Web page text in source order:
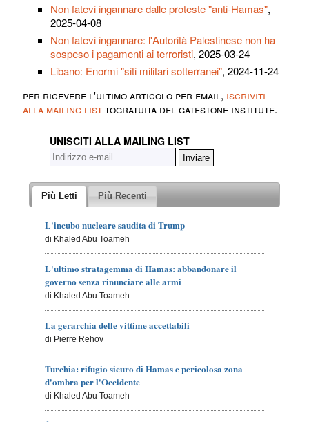
Non fatevi ingannare dalle proteste "anti-Hamas",
2025-04-08
Non fatevi ingannare: l'Autorità Palestinese non ha
sospeso i pagamenti ai terroristi, 2025-03-24
Libano: Enormi "siti militari sotterranei", 2024-11-24
per ricevere l'ultimo articolo per email, iscriviti
alla mailing listtogratuita del gatestone institute.
UNISCITI ALLA MAILING LIST
Più Letti Più Recenti
L'incubo nucleare saudita di Trump
di Khaled Abu Toameh
L'ultimo stratagemma di Hamas: abbandonare il
governo senza rinunciare alle armi
di Khaled Abu Toameh
La gerarchia delle vittime accettabili
di Pierre Rehov
Turchia: rifugio sicuro di Hamas e pericolosa zona
d'ombra per l'Occidente
di Khaled Abu Toameh